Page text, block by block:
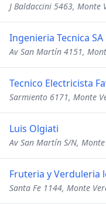
J Baldaccini 5463, Monte
Ingenieria Tecnica SA
Av San Martín 4151,
Tecnico Electricista
Sarmiento 6171, Monte
Luis Olgiati
Av San Martín S/N,
Santa Fe 1144, Monte